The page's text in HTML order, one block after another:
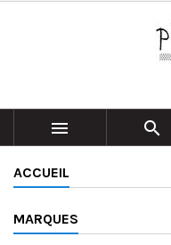
 
ACCUEIL
MARQUES